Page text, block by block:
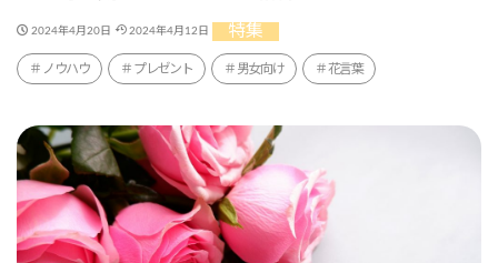
2024年4月20日 2024年4月12日 特集
ノウハウ プレゼント 男女向け 花言葉